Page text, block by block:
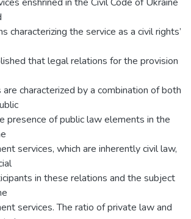
characterizing the service as a civil rights’
that legal relations for the provision
characterized by a combination of both
presence of public law elements in the
services, which are inherently civil law,
in these relations and the subject
services. The ratio of private law and